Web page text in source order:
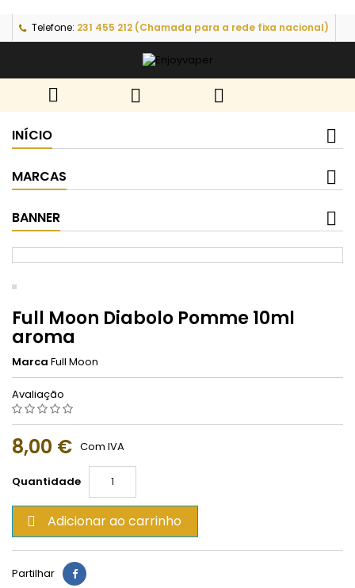
Telefone: 231 455 212 (Chamada para a rede fixa nacional)
  
INÍCIO
MARCAS
BANNER
Full Moon Diabolo Pomme 10ml
aroma
Marca Full Moon
Avaliação
8,00 € Com IVA
Quantidade
 Adicionar ao carrinho
Partilhar